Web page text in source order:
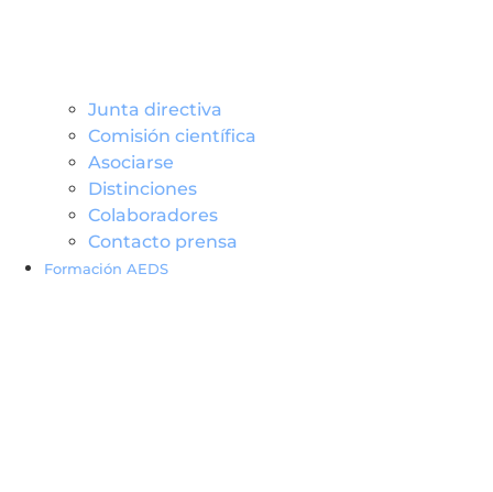
Junta directiva
Comisión científica
Asociarse
Distinciones
Colaboradores
Contacto prensa
Formación AEDS